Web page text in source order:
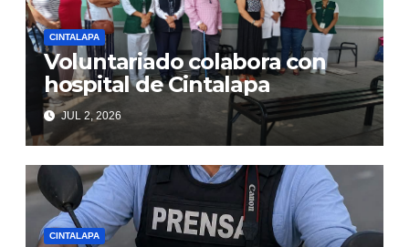
CINTALAPA
Voluntariado colabora con
hospital de Cintalapa
JUL 2, 2026
CINTALAPA